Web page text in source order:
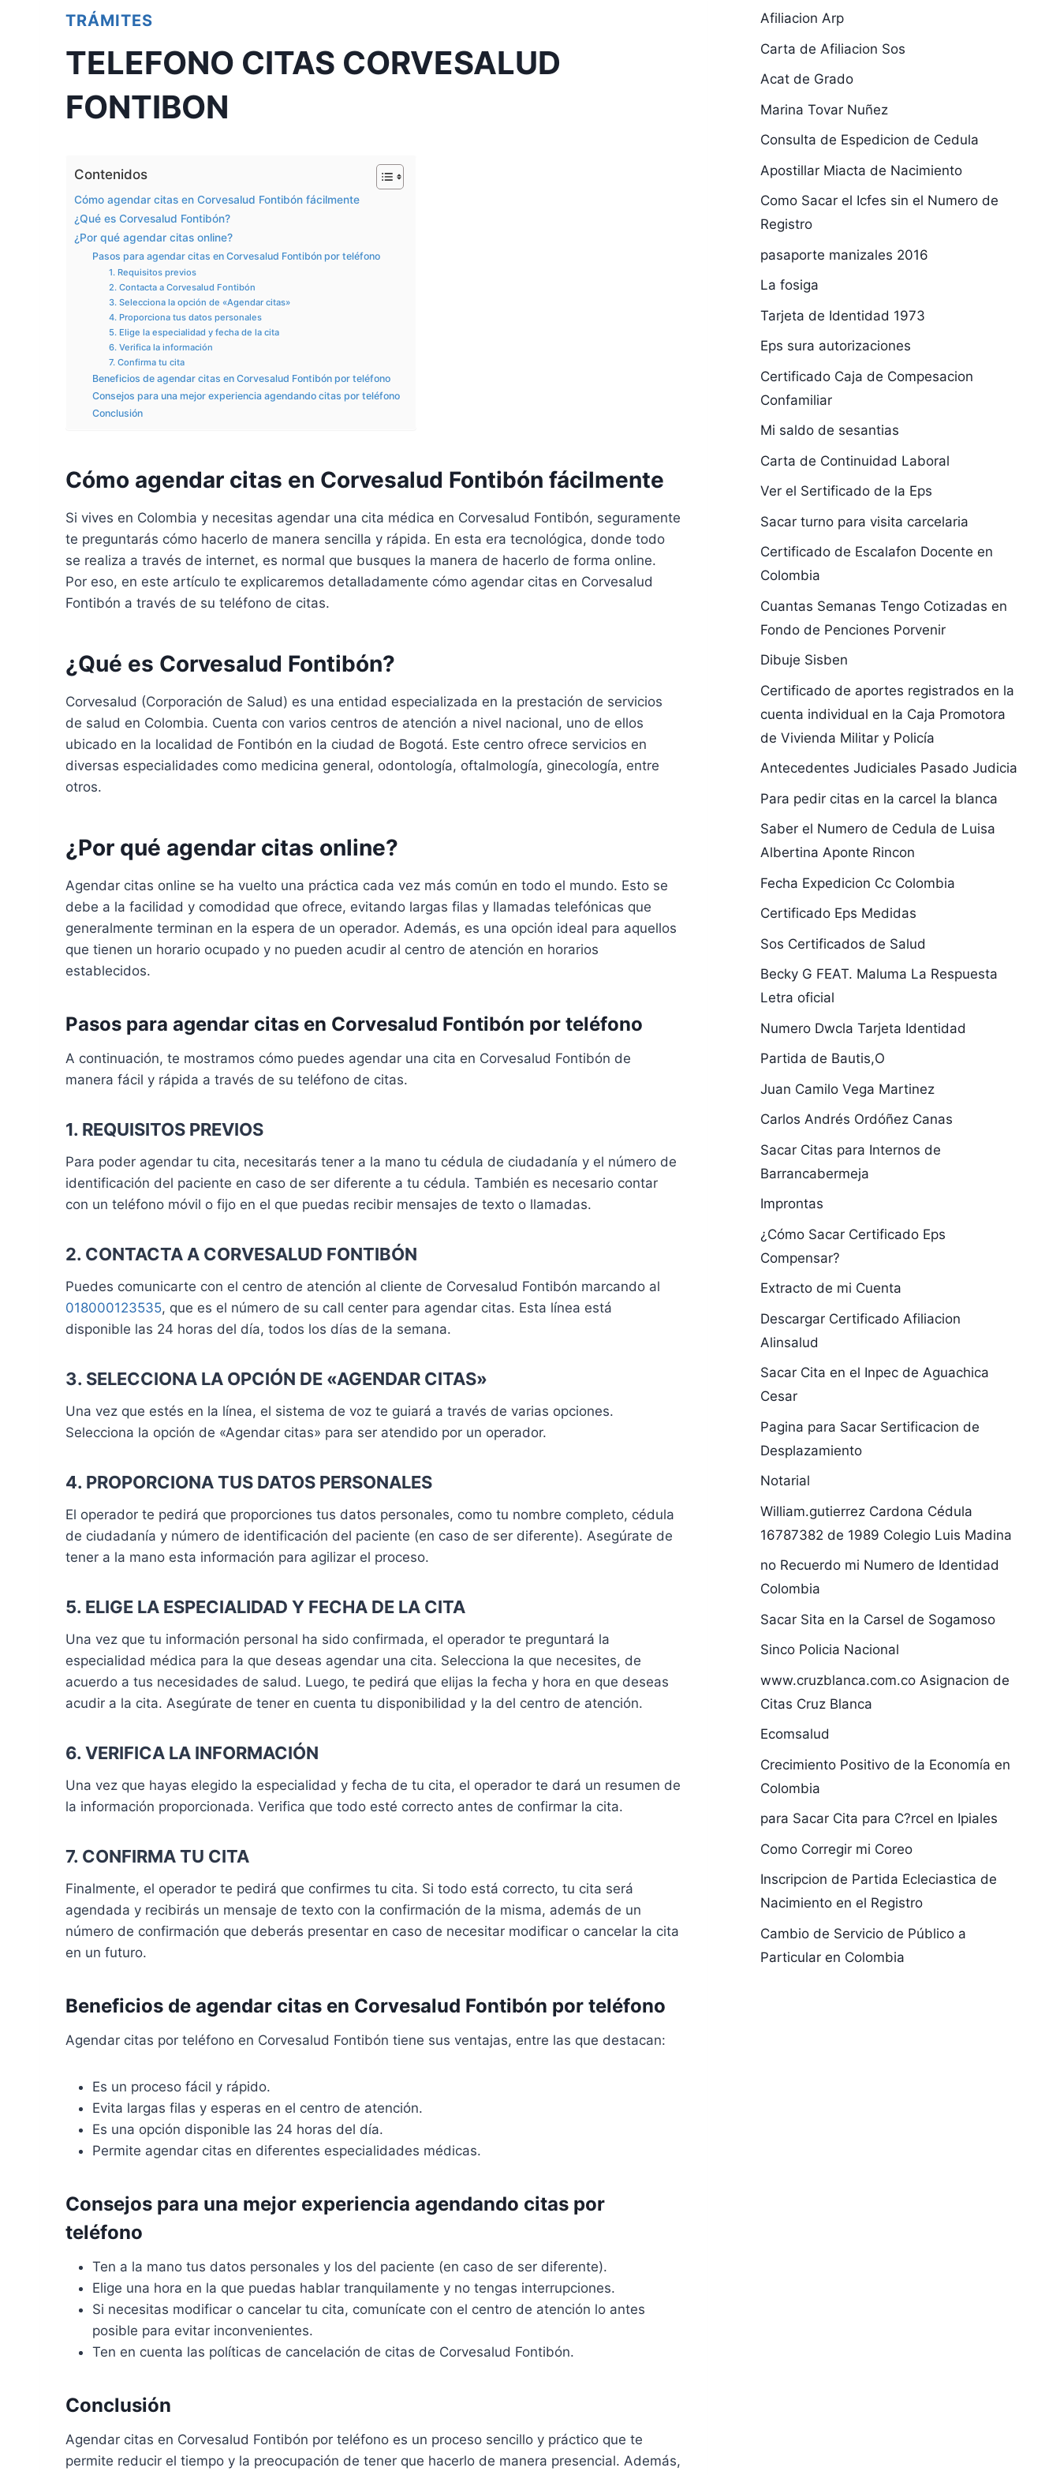
TRÁMITES
TELEFONO CITAS CORVESALUD
FONTIBON
Contenidos
Cómo agendar citas en Corvesalud Fontibón fácilmente
¿Qué es Corvesalud Fontibón?
¿Por qué agendar citas online?
Pasos para agendar citas en Corvesalud Fontibón por teléfono
1. Requisitos previos
2. Contacta a Corvesalud Fontibón
3. Selecciona la opción de «Agendar citas»
4. Proporciona tus datos personales
5. Elige la especialidad y fecha de la cita
6. Verifica la información
7. Confirma tu cita
Beneficios de agendar citas en Corvesalud Fontibón por teléfono
Consejos para una mejor experiencia agendando citas por teléfono
Conclusión
Cómo agendar citas en Corvesalud Fontibón fácilmente
Si vives en Colombia y necesitas agendar una cita médica en Corvesalud Fontibón, seguramente
te preguntarás cómo hacerlo de manera sencilla y rápida. En esta era tecnológica, donde todo
se realiza a través de internet, es normal que busques la manera de hacerlo de forma online.
Por eso, en este artículo te explicaremos detalladamente cómo agendar citas en Corvesalud
Fontibón a través de su teléfono de citas.
¿Qué es Corvesalud Fontibón?
Corvesalud (Corporación de Salud) es una entidad especializada en la prestación de servicios
de salud en Colombia. Cuenta con varios centros de atención a nivel nacional, uno de ellos
ubicado en la localidad de Fontibón en la ciudad de Bogotá. Este centro ofrece servicios en
diversas especialidades como medicina general, odontología, oftalmología, ginecología, entre
otros.
¿Por qué agendar citas online?
Agendar citas online se ha vuelto una práctica cada vez más común en todo el mundo. Esto se
debe a la facilidad y comodidad que ofrece, evitando largas filas y llamadas telefónicas que
generalmente terminan en la espera de un operador. Además, es una opción ideal para aquellos
que tienen un horario ocupado y no pueden acudir al centro de atención en horarios
establecidos.
Pasos para agendar citas en Corvesalud Fontibón por teléfono
A continuación, te mostramos cómo puedes agendar una cita en Corvesalud Fontibón de
manera fácil y rápida a través de su teléfono de citas.
1. REQUISITOS PREVIOS
Para poder agendar tu cita, necesitarás tener a la mano tu cédula de ciudadanía y el número de
identificación del paciente en caso de ser diferente a tu cédula. También es necesario contar
con un teléfono móvil o fijo en el que puedas recibir mensajes de texto o llamadas.
2. CONTACTA A CORVESALUD FONTIBÓN
Puedes comunicarte con el centro de atención al cliente de Corvesalud Fontibón marcando al
018000123535, que es el número de su call center para agendar citas. Esta línea está
disponible las 24 horas del día, todos los días de la semana.
3. SELECCIONA LA OPCIÓN DE «AGENDAR CITAS»
Una vez que estés en la línea, el sistema de voz te guiará a través de varias opciones.
Selecciona la opción de «Agendar citas» para ser atendido por un operador.
4. PROPORCIONA TUS DATOS PERSONALES
El operador te pedirá que proporciones tus datos personales, como tu nombre completo, cédula
de ciudadanía y número de identificación del paciente (en caso de ser diferente). Asegúrate de
tener a la mano esta información para agilizar el proceso.
5. ELIGE LA ESPECIALIDAD Y FECHA DE LA CITA
Una vez que tu información personal ha sido confirmada, el operador te preguntará la
especialidad médica para la que deseas agendar una cita. Selecciona la que necesites, de
acuerdo a tus necesidades de salud. Luego, te pedirá que elijas la fecha y hora en que deseas
acudir a la cita. Asegúrate de tener en cuenta tu disponibilidad y la del centro de atención.
6. VERIFICA LA INFORMACIÓN
Una vez que hayas elegido la especialidad y fecha de tu cita, el operador te dará un resumen de
la información proporcionada. Verifica que todo esté correcto antes de confirmar la cita.
7. CONFIRMA TU CITA
Finalmente, el operador te pedirá que confirmes tu cita. Si todo está correcto, tu cita será
agendada y recibirás un mensaje de texto con la confirmación de la misma, además de un
número de confirmación que deberás presentar en caso de necesitar modificar o cancelar la cita
en un futuro.
Beneficios de agendar citas en Corvesalud Fontibón por teléfono
Agendar citas por teléfono en Corvesalud Fontibón tiene sus ventajas, entre las que destacan:
Es un proceso fácil y rápido.
Evita largas filas y esperas en el centro de atención.
Es una opción disponible las 24 horas del día.
Permite agendar citas en diferentes especialidades médicas.
Consejos para una mejor experiencia agendando citas por
teléfono
Ten a la mano tus datos personales y los del paciente (en caso de ser diferente).
Elige una hora en la que puedas hablar tranquilamente y no tengas interrupciones.
Si necesitas modificar o cancelar tu cita, comunícate con el centro de atención lo antes
posible para evitar inconvenientes.
Ten en cuenta las políticas de cancelación de citas de Corvesalud Fontibón.
Conclusión
Agendar citas en Corvesalud Fontibón por teléfono es un proceso sencillo y práctico que te
permite reducir el tiempo y la preocupación de tener que hacerlo de manera presencial. Además,
Afiliacion Arp
Carta de Afiliacion Sos
Acat de Grado
Marina Tovar Nuñez
Consulta de Espedicion de Cedula
Apostillar Miacta de Nacimiento
Como Sacar el Icfes sin el Numero de
Registro
pasaporte manizales 2016
La fosiga
Tarjeta de Identidad 1973
Eps sura autorizaciones
Certificado Caja de Compesacion
Confamiliar
Mi saldo de sesantias
Carta de Continuidad Laboral
Ver el Sertificado de la Eps
Sacar turno para visita carcelaria
Certificado de Escalafon Docente en
Colombia
Cuantas Semanas Tengo Cotizadas en
Fondo de Penciones Porvenir
Dibuje Sisben
Certificado de aportes registrados en la
cuenta individual en la Caja Promotora
de Vivienda Militar y Policía
Antecedentes Judiciales Pasado Judicia
Para pedir citas en la carcel la blanca
Saber el Numero de Cedula de Luisa
Albertina Aponte Rincon
Fecha Expedicion Cc Colombia
Certificado Eps Medidas
Sos Certificados de Salud
Becky G FEAT. Maluma La Respuesta
Letra oficial
Numero Dwcla Tarjeta Identidad
Partida de Bautis,O
Juan Camilo Vega Martinez
Carlos Andrés Ordóñez Canas
Sacar Citas para Internos de
Barrancabermeja
Improntas
¿Cómo Sacar Certificado Eps
Compensar?
Extracto de mi Cuenta
Descargar Certificado Afiliacion
Alinsalud
Sacar Cita en el Inpec de Aguachica
Cesar
Pagina para Sacar Sertificacion de
Desplazamiento
Notarial
William.gutierrez Cardona Cédula
16787382 de 1989 Colegio Luis Madina
no Recuerdo mi Numero de Identidad
Colombia
Sacar Sita en la Carsel de Sogamoso
Sinco Policia Nacional
www.cruzblanca.com.co Asignacion de
Citas Cruz Blanca
Ecomsalud
Crecimiento Positivo de la Economía en
Colombia
para Sacar Cita para C?rcel en Ipiales
Como Corregir mi Coreo
Inscripcion de Partida Ecleciastica de
Nacimiento en el Registro
Cambio de Servicio de Público a
Particular en Colombia